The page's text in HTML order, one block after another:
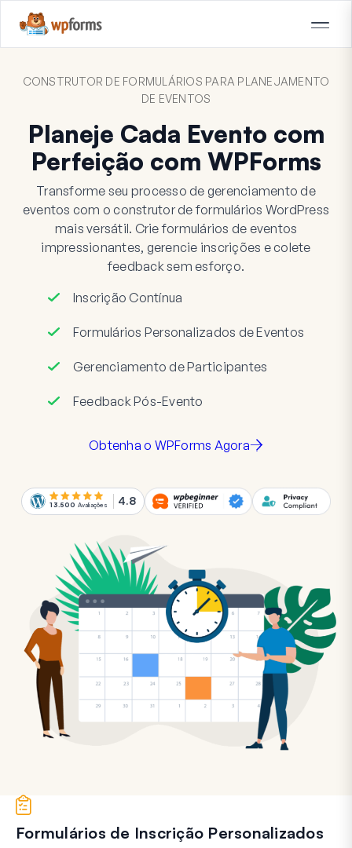
CONSTRUTOR DE FORMULÁRIOS PARA PLANEJAMENTO
DE EVENTOS
Planeje Cada Evento com
Perfeição com WPForms
Transforme seu processo de gerenciamento de
eventos com o construtor de formulários WordPress
mais versátil. Crie formulários de eventos
impressionantes, gerencie inscrições e colete
feedback sem esforço.
Inscrição Contínua
Formulários Personalizados de Eventos
Gerenciamento de Participantes
Feedback Pós-Evento
Obtenha o WPForms Agora
13.500 Avaliações 4.8
Formulários de Inscrição Personalizados